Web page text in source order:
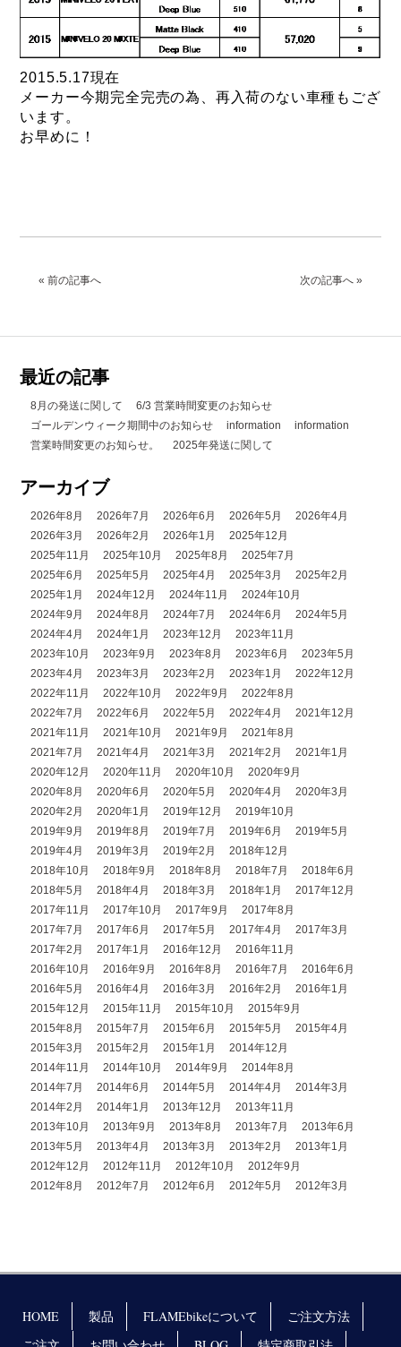
2015.5.17現在
メーカー今期完全完売の為、再入荷のない車種もござ
います。
お早めに！
次の記事へ »
« 前の記事へ
最近の記事
8月の発送に関して
6/3 営業時間変更のお知らせ
ゴールデンウィーク期間中のお知らせ
information
information
営業時間変更のお知らせ。
2025年発送に関して
アーカイブ
2026年8月 2026年7月 2026年6月 2026年5月
2026年4月
2026年3月
2026年2月 2026年1月
2025年12月
2025年11月
2025年10月 2025年8月
2025年7月
2025年6月
2025年5月 2025年4月 2025年3月
2025年2月
2025年1月
2024年12月 2024年11月
2024年10月
2024年9月
2024年8月 2024年7月 2024年6月
2024年5月
2024年4月
2024年1月 2023年12月
2023年11月
2023年10月
2023年9月 2023年8月 2023年6月
2023年5月
2023年4月
2023年3月 2023年2月 2023年1月
2022年12月
2022年11月
2022年10月 2022年9月
2022年8月
2022年7月
2022年6月 2022年5月 2022年4月
2021年12月
2021年11月
2021年10月 2021年9月
2021年8月
2021年7月
2021年4月 2021年3月 2021年2月
2021年1月
2020年12月
2020年11月 2020年10月
2020年9月
2020年8月
2020年6月 2020年5月 2020年4月
2020年3月
2020年2月
2020年1月 2019年12月
2019年10月
2019年9月
2019年8月 2019年7月 2019年6月
2019年5月
2019年4月
2019年3月 2019年2月
2018年12月
2018年10月
2018年9月 2018年8月 2018年7月
2018年6月
2018年5月
2018年4月 2018年3月 2018年1月
2017年12月
2017年11月
2017年10月 2017年9月
2017年8月
2017年7月
2017年6月 2017年5月 2017年4月
2017年3月
2017年2月
2017年1月 2016年12月
2016年11月
2016年10月
2016年9月 2016年8月 2016年7月
2016年6月
2016年5月
2016年4月 2016年3月 2016年2月
2016年1月
2015年12月
2015年11月 2015年10月
2015年9月
2015年8月
2015年7月 2015年6月 2015年5月
2015年4月
2015年3月
2015年2月 2015年1月
2014年12月
2014年11月
2014年10月 2014年9月
2014年8月
2014年7月
2014年6月 2014年5月 2014年4月
2014年3月
2014年2月
2014年1月 2013年12月
2013年11月
2013年10月
2013年9月 2013年8月 2013年7月
2013年6月
2013年5月
2013年4月 2013年3月 2013年2月
2013年1月
2012年12月
2012年11月 2012年10月
2012年9月
2012年8月
2012年7月 2012年6月 2012年5月 2012年3月
HOME 製品 FLAMEbikeについて
ご注文方法